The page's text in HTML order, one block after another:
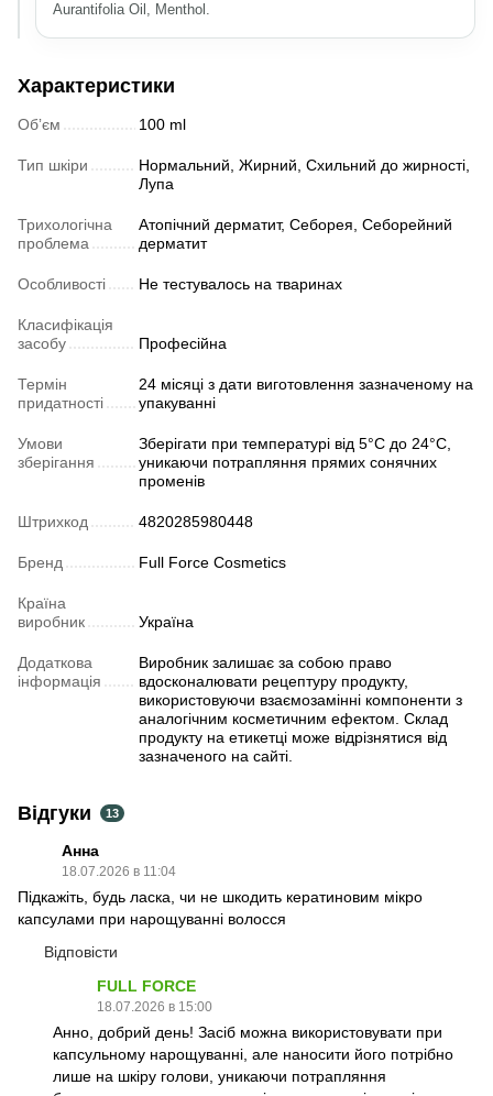
Aurantifolia Oil, Menthol.
Характеристики
Обʼєм 100 ml
Тип шкіри
Нормальний, Жирний, Схильний до жирності,
Лупа
Трихологічна
проблема
Атопічний дерматит, Себорея, Себорейний
дерматит
Особливості Не тестувалось на тваринах
Класифікація
засобу
Професійна
Термін
придатності
24 місяці з дати виготовлення зазначеному на
упакуванні
Умови
зберігання
Зберігати при температурі від 5°C до 24°C,
уникаючи потрапляння прямих сонячних
променів
Штрихкод 4820285980448
Бренд Full Force Cosmetics
Країна
виробник
Україна
Додаткова
інформація
Виробник залишає за собою право
вдосконалювати рецептуру продукту,
використовуючи взаємозамінні компоненти з
аналогічним косметичним ефектом. Склад
продукту на етикетці може відрізнятися від
зазначеного на сайті.
Відгуки 13
Анна
18.07.2026 в 11:04
Підкажіть, будь ласка, чи не шкодить кератиновим мікро
капсулами при нарощуванні волосся
Відповісти
FULL FORCE
18.07.2026 в 15:00
Анно, добрий день! Засіб можна використовувати при
капсульному нарощуванні, але наносити його потрібно
лише на шкіру голови, уникаючи потрапляння